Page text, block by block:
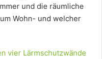
und die räumliche
Wohn- und welcher
vier Lärmschutzwände